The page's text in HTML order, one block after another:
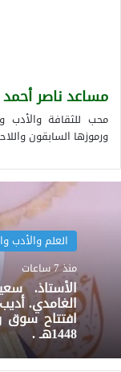
مساعد ناصر
محب للثقافة والأدب
ورموزها السابقون
العلم والأدب
منذ 7 ساعات
الأستاذ.
الغامدي.
1448هـ .